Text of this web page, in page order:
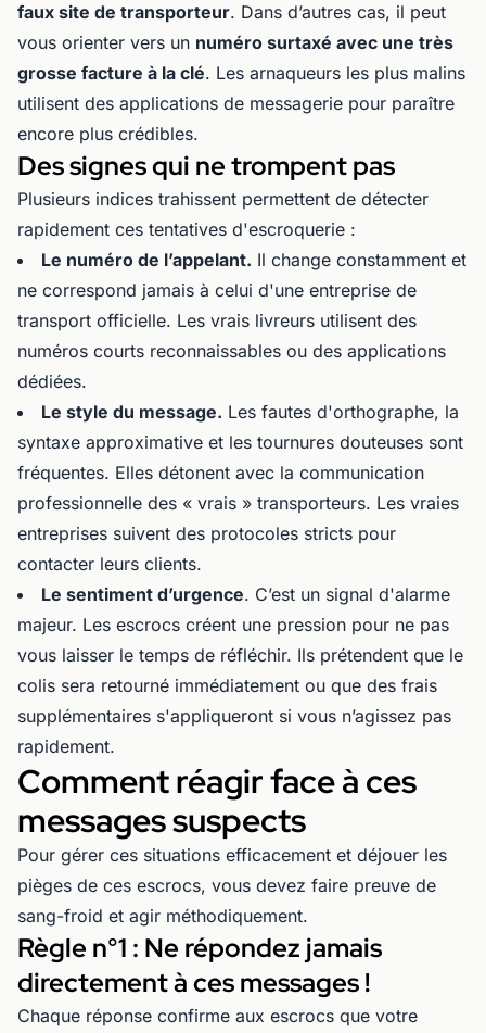
faux site de transporteur. Dans d’autres cas, il peut
vous orienter vers un numéro surtaxé avec une très
grosse facture à la clé. Les arnaqueurs les plus malins
utilisent des applications de messagerie pour paraître
encore plus crédibles.
Des signes qui ne trompent pas
Plusieurs indices trahissent permettent de détecter
rapidement ces tentatives d'escroquerie :
Le numéro de l’appelant. Il change constamment et
ne correspond jamais à celui d'une entreprise de
transport officielle. Les vrais livreurs utilisent des
numéros courts reconnaissables ou des applications
dédiées.
Le style du message. Les fautes d'orthographe, la
syntaxe approximative et les tournures douteuses sont
fréquentes. Elles détonent avec la communication
professionnelle des « vrais » transporteurs. Les vraies
entreprises suivent des protocoles stricts pour
contacter leurs clients.
Le sentiment d’urgence. C’est un signal d'alarme
majeur. Les escrocs créent une pression pour ne pas
vous laisser le temps de réfléchir. Ils prétendent que le
colis sera retourné immédiatement ou que des frais
supplémentaires s'appliqueront si vous n’agissez pas
rapidement.
Comment réagir face à ces
messages suspects
Pour gérer ces situations efficacement et déjouer les
pièges de ces escrocs, vous devez faire preuve de
sang-froid et agir méthodiquement.
Règle n°1 : Ne répondez jamais
directement à ces messages !
Chaque réponse confirme aux escrocs que votre